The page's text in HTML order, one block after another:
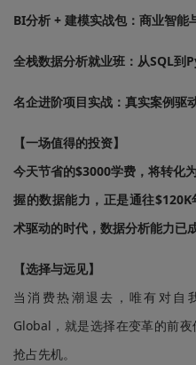
BI分析 + 建模实战包：商业智能
全栈数据分析就业班：从SQL
名企进阶项目实战：真实案例驱
【一场值得的投资】
今天节省的$3000学费，将转化
握的数据能力，正是通往
术驱动的时代，数据分析能力已
【选择与远见】
当消费热潮退去，唯有对自
Global，就是选择在变革的前
抢占先机。